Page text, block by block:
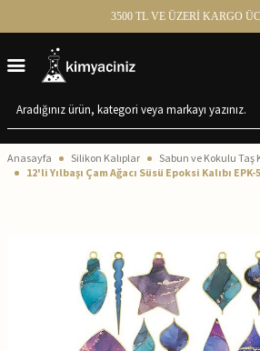
3500 TL VE ÜZERİ KARGO
Anasayfa Silikon Kalıplar Sabun ve Kokulu Taş
12'li Yılbaşı Çam Ağacı Süsü Epoksi Kalıbı EPK-